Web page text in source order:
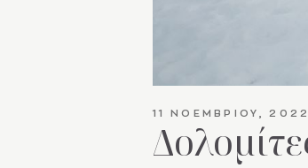
11 ΝΟΕΜΒΡΊΟΥ, 2022